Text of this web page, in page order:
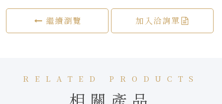
繼續瀏覽 加入洽詢單
RELATED PRODUCTS